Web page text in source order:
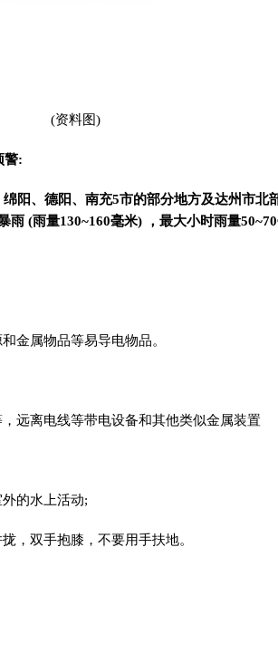
(资料图)
警:
绵阳、德阳、南充5市的部分地方及达州市北
雨 (雨量130~160毫米) ，最大小时雨量
金属物品等易导电物品。
远离电线等带电设备和其他类似金属装置
的水上活动;
，双手抱膝，不要用手扶地。